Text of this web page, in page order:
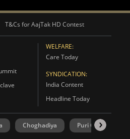
T&Cs for AajTak HD Contest
WELFARE:
Care Today
SYNDICATION:
India Content
Headline Today
Choghadiya Puri Choghadiya